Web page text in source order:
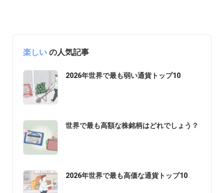
楽しい の人気記事
2026年世界で最も弱い通貨トップ10
世界で最も高額な株銘柄はどれでしょう？
2026年世界で最も高価な通貨トップ10